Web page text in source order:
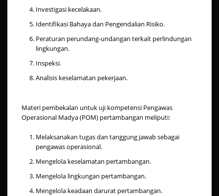
Investigasi kecelakaan.
Identifikasi Bahaya dan Pengendalian Risiko.
Peraturan perundang-undangan terkait perlindungan
lingkungan.
Inspeksi.
Analisis keselamatan pekerjaan.
Materi pembekalan untuk uji kompetensi Pengawas
Operasional Madya (POM) pertambangan meliputi:
Melaksanakan tugas dan tanggung jawab sebagai
pengawas operasional.
Mengelola keselamatan pertambangan.
Mengelola lingkungan pertambangan.
Mengelola keadaan darurat pertambangan.